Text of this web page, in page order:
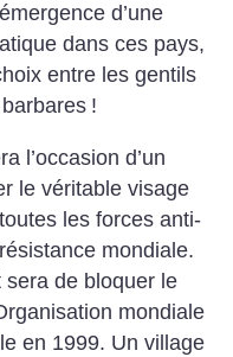
d’une
dans ces pays,
entre les gentils
!
l’occasion d’un
le véritable visage
les forces anti-
mondiale.
sera de bloquer le
mondiale
en 1999. Un village